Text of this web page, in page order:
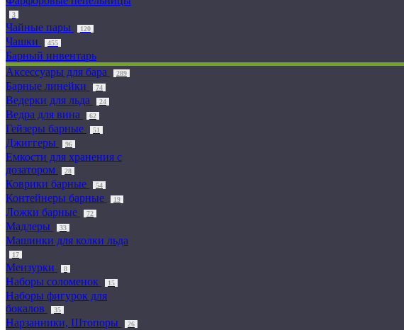
3
Чайные пары 120
Чашки 455
Барный инвентарь
Аксессуары для бара
289
Барные линейки 74
Ведерки для льда 24
Ведра для вина 62
Гейзеры барные 51
Джиггеры 96
Емкости для хранения с
дозатором
28
Коврики барные 54
Контейнеры барные 19
Ложки барные 72
Мадлеры 33
Машинки для колки льда
17
Мензурки 8
Наборы соломенок 15
Наборы фигурок для
бокалов
35
Нарзанники, Штопоры 26